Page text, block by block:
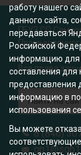
ГБУЗ СО
Все права
работу нашего
данного сайта,
передаваться
Российской
информацию для
составления для
предоставления
информацию в
использования
Вы можете
8 (846)